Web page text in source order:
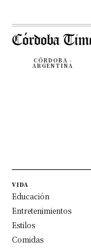
CÓRDOBA -
ARGENTINA
VIDA
Educación
Entretenimientos
Estilos
Comidas